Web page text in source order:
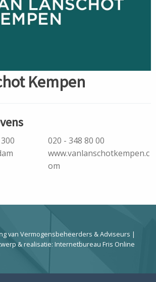
Kempen
020 - 348 80 00
www.vanlanschotkempen.c
om
van Vermogensbeheerders & Adviseurs |
& realisatie: Internetbureau Fris Online